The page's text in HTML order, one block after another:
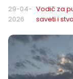
29-04-
2026
Vodič za
saveti i